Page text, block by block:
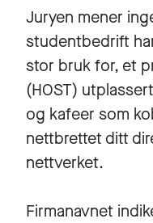
Juryen mener
studentbedrift
stor bruk for, et
(HOST)
og kafeer som
nettbrettet ditt
nettverket.
Firmanavnet